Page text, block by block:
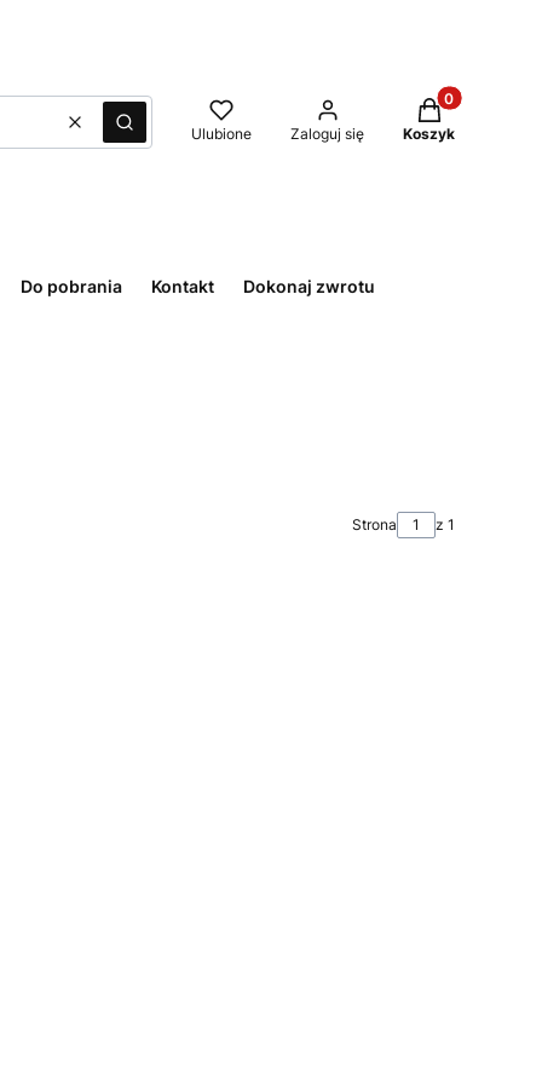
WyczyśćSzukaj Ulubione Zaloguj się
Produkty w
Koszyk
Do pobrania Kontakt Dokonaj zwrotu
Strona z 1